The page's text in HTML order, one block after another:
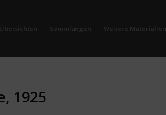
Übersichten Sammlungen Weitere Materialien
1925